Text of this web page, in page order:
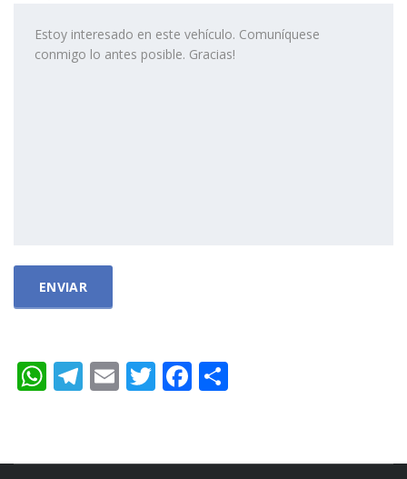
WhatsApp
Telegram
EmailTwitterFacebook